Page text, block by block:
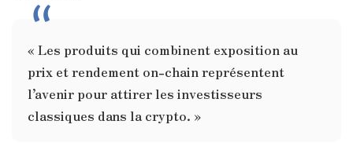
« Les produits qui combinent exposition au
prix et rendement on-chain représentent
l’avenir pour attirer les investisseurs
classiques dans la crypto. »